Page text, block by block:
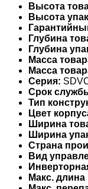
Высота
Высота
Глубина
Глубина
Масса
Масса
Серия:
Срок
Тип
Цвет
Ширина
Ширина
Страна
Вид
Макс.